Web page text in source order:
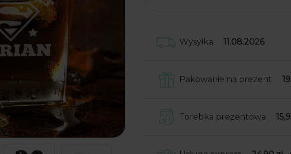
Wysyłka 11.08.2026
Pakowanie na prezent
następnie wkładamy je do
kartonowego pudełka wraz z
(np. nosidła, kufle, kubki)
Torebka prezentowa
torebkę prezentową